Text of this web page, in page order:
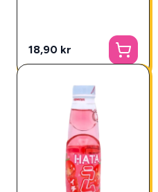
18,90 kr